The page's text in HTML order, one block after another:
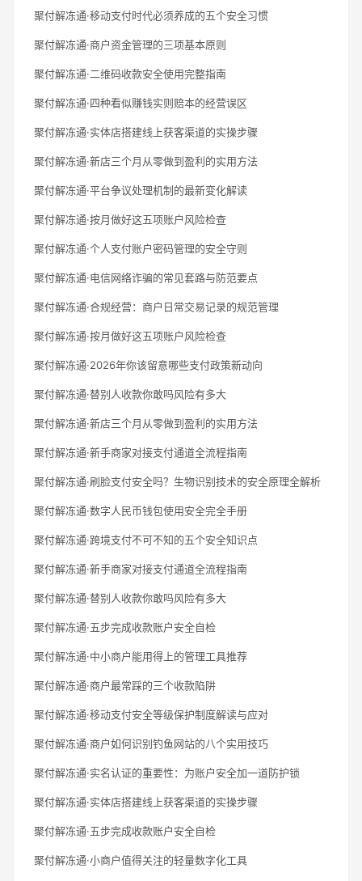
聚付解冻通·移动支付时代必须养成的五个安全习惯
聚付解冻通·商户资金管理的三项基本原则
聚付解冻通·二维码收款安全使用完整指南
聚付解冻通·四种看似赚钱实则赔本的经营误区
聚付解冻通·实体店搭建线上获客渠道的实操步骤
聚付解冻通·新店三个月从零做到盈利的实用方法
聚付解冻通·平台争议处理机制的最新变化解读
聚付解冻通·按月做好这五项账户风险检查
聚付解冻通·个人支付账户密码管理的安全守则
聚付解冻通·电信网络诈骗的常见套路与防范要点
聚付解冻通·合规经营：商户日常交易记录的规范管理
聚付解冻通·按月做好这五项账户风险检查
聚付解冻通·2026年你该留意哪些支付政策新动向
聚付解冻通·替别人收款你敢吗风险有多大
聚付解冻通·新店三个月从零做到盈利的实用方法
聚付解冻通·新手商家对接支付通道全流程指南
聚付解冻通·刷脸支付安全吗？生物识别技术的安全原理全解析
聚付解冻通·数字人民币钱包使用安全完全手册
聚付解冻通·跨境支付不可不知的五个安全知识点
聚付解冻通·新手商家对接支付通道全流程指南
聚付解冻通·替别人收款你敢吗风险有多大
聚付解冻通·五步完成收款账户安全自检
聚付解冻通·中小商户能用得上的管理工具推荐
聚付解冻通·商户最常踩的三个收款陷阱
聚付解冻通·移动支付安全等级保护制度解读与应对
聚付解冻通·商户如何识别钓鱼网站的八个实用技巧
聚付解冻通·实名认证的重要性：为账户安全加一道防护锁
聚付解冻通·实体店搭建线上获客渠道的实操步骤
聚付解冻通·五步完成收款账户安全自检
聚付解冻通·小商户值得关注的轻量数字化工具